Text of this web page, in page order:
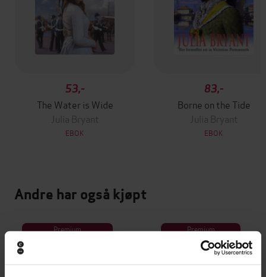
53,-
The Water is Wide
Julia Bryant
EBOK
83,-
Borne on the Tide
Julia Bryant
EBOK
Andre har også kjøpt
Premium
Premium
Første gang på tilbud